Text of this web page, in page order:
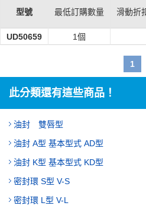
型號 最低訂購數量 滑動折
UD50659
1個
1
此分類還有這些商品！
油封 雙唇型
油封 A型 基本型式 AD型
油封 K型 基本型式 KD型
密封環 S型 V-S
密封環 L型 V-L